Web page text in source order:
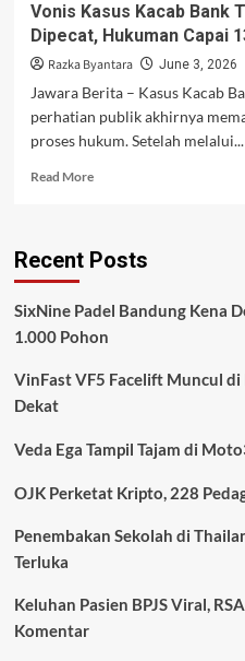
Vonis Kasus Kacab Bank
Dipecat, Hukuman Capai
Razka Byantara June 3, 2026
Jawara Berita – Kasus Kacab
perhatian publik akhirnya
proses hukum. Setelah melalui...
Read MoreRead
Kasus
Tewas
Tiga
Dipecat,
13
Tahun
Penjara
Recent Posts
SixNine Padel Bandung Kena
1.000 Pohon
VinFast VF5 Facelift Muncul
Dekat
Veda Ega Tampil Tajam di
OJK Perketat Kripto, 228
Penembakan Sekolah di
Terluka
Keluhan Pasien BPJS Viral,
Komentar